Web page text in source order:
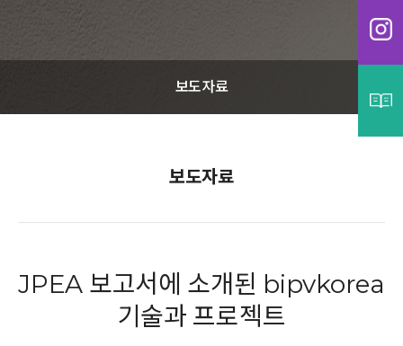
보도자료
BIPV Global
보도자료
JPEA 보고서에 소개된 bipvkorea
기술과 프로젝트